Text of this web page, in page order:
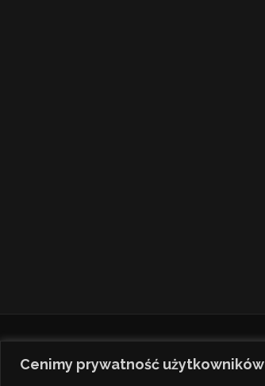
Cenimy prywatność użytkowników